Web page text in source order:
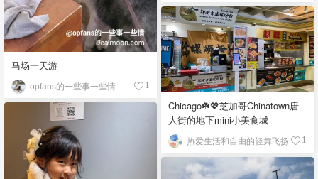
马场一天游
opfans的一些事一些情 1
Chicago☘️💖芝加哥Chinatown唐
人街的地下mini小美食城
热爱生活和自由的轻舞飞扬 1